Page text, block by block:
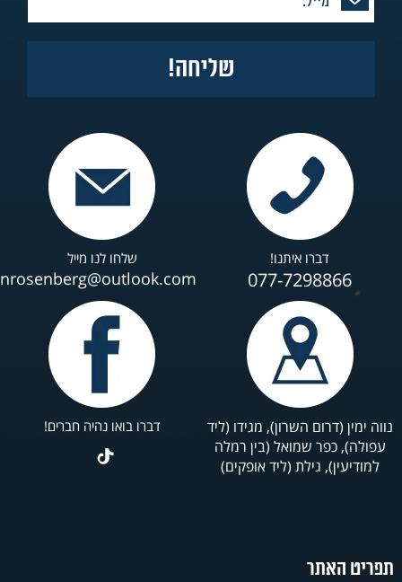
דברו איתנו!
077-7298866
שלחו לנו מייל
נווה ימין (דרום השרון), מגידו (ליד
עפולה), כפר שמואל (בין רמלה
למודיעין), גילת (ליד אופקים)
דברו בואו נהיה חברים!
תפריט האתר